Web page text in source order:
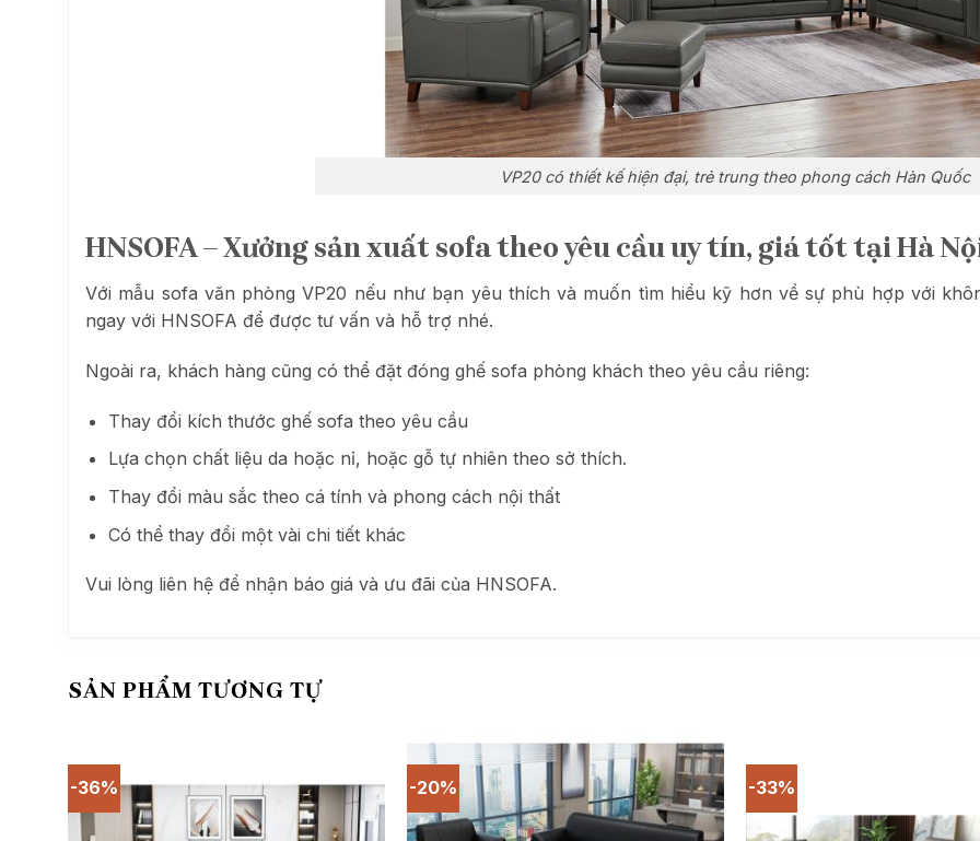
VP20 có thiết kế hiện đại, trẻ trung theo phong cách Hàn Quốc
HNSOFA – Xưởng sản xuất sofa theo yêu cầu uy tín, giá tốt tại Hà
Với mẫu sofa văn phòng VP20 nếu như bạn yêu thích và muốn tìm hiểu kỹ hơn về sự phù hợp với
ngay với HNSOFA để được tư vấn và hỗ trợ nhé.
Ngoài ra, khách hàng cũng có thể đặt đóng ghế sofa phòng khách theo yêu cầu riêng:
Thay đổi kích thước ghế sofa theo yêu cầu
Lựa chọn chất liệu da hoặc nỉ, hoặc gỗ tự nhiên theo sở thích.
Thay đổi màu sắc theo cá tính và phong cách nội thất
Có thể thay đổi một vài chi tiết khác
Vui lòng liên hệ để nhận báo giá và ưu đãi của HNSOFA.
SẢN PHẨM TƯƠNG TỰ
-36% -20% -33%